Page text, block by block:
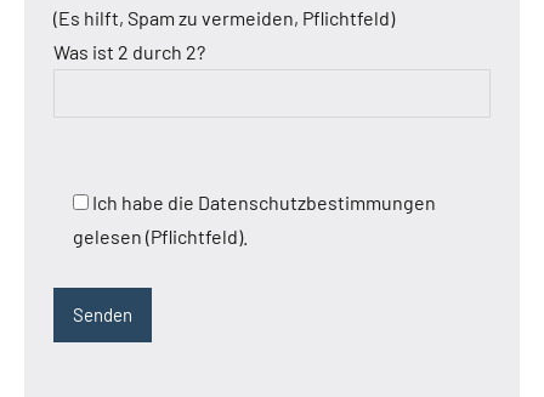
(Es hilft, Spam zu vermeiden, Pflichtfeld)
Was ist 2 durch 2?
Ich habe die Datenschutzbestimmungen
gelesen (Pflichtfeld).